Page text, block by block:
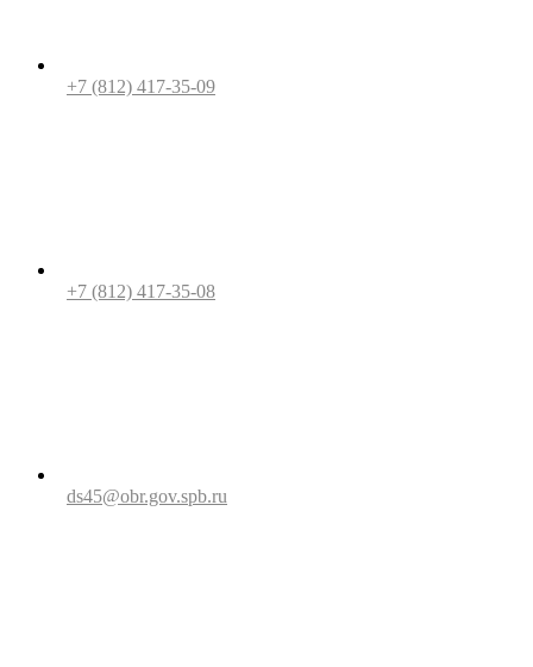
+7 (812) 417-35-09
+7 (812) 417-35-08
ds45@obr.gov.spb.ru